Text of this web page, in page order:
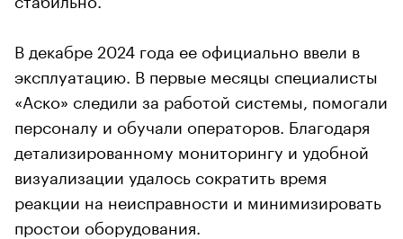
В декабре 2024 года ее официально ввели в
эксплуатацию. В первые месяцы специалисты
«Аско» следили за работой системы, помогали
персоналу и обучали операторов. Благодаря
детализированному мониторингу и удобной
визуализации удалось сократить время
реакции на неисправности и минимизировать
простои оборудования.